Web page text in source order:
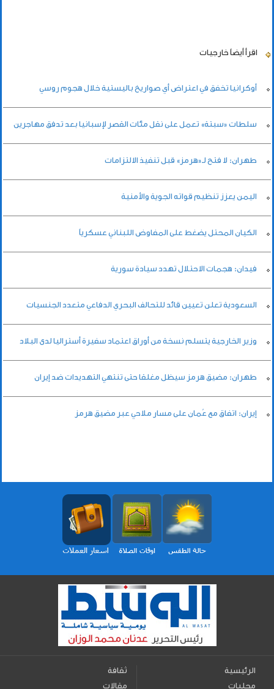
اقرأ أيضاً خارجيات
أوكرانيا تخفق في اعتراض أي صواريخ باليستية خلال هجوم روسي
سلطات «سبتة» تعمل على نقل مئات القصر لإسبانيا بعد تدفق مهاجرين
طهران: لا فتح لـ«هرمز» قبل تنفيذ الالتزامات
اليمن يعزز تنظيم قواته الجوية والأمنية
الكيان المحتل يضغط على المفاوض اللبناني عسكرياً
فيدان: هجمات الاحتلال تهدد سيادة سورية
السعودية تعلن تعيين قائد للتحالف البحري الدفاعي متعدد الجنسيات
وزير الخارجية يتسلم نسخة من أوراق اعتماد سفيرة أستراليا لدى البلاد
طهران: مضيق هرمز سيظل مغلقا حتى تنتهي التهديدات ضد إيران
إيران: اتفاق مع عُمان على مسار ملاحي عبر مضيق هرمز
الرئيسية
محليات
ثقافة
مقالات